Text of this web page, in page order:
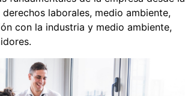
laborales, medio ambiente,
con la industria y medio ambiente,